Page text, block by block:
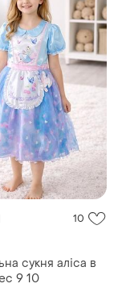
10
сукня аліса в
9 10